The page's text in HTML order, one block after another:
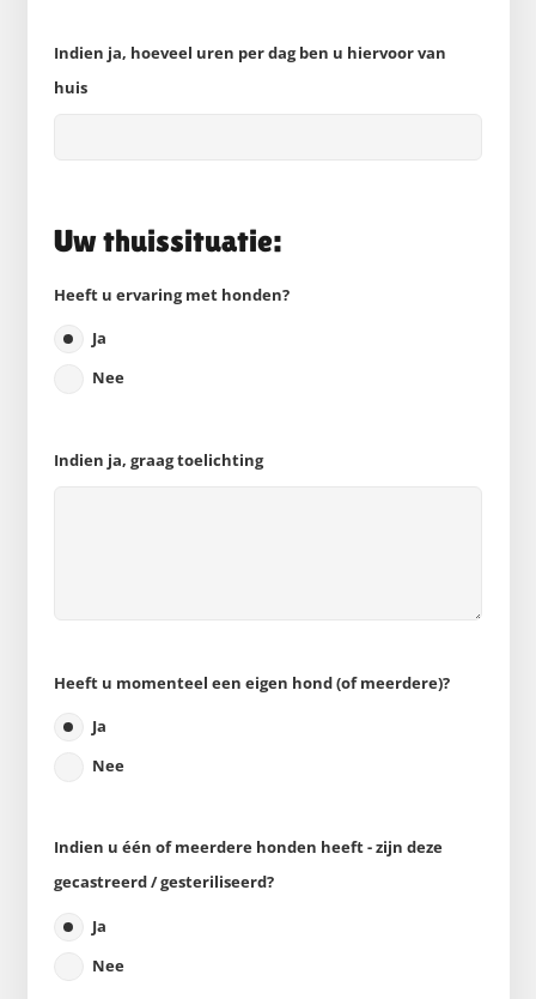
Indien ja, hoeveel uren per dag ben u hiervoor van
huis
Uw thuissituatie:
Heeft u ervaring met honden?
Ja
Nee
Indien ja, graag toelichting
Heeft u momenteel een eigen hond (of meerdere)?
Ja
Nee
Indien u één of meerdere honden heeft - zijn deze
gecastreerd / gesteriliseerd?
Ja
Nee